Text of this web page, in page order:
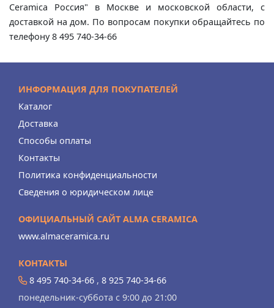
Ceramica Россия" в Москве и московской области, с
доставкой на дом. По вопросам покупки обращайтесь по
телефону 8 495 740-34-66
ИНФОРМАЦИЯ ДЛЯ ПОКУПАТЕЛЕЙ
Каталог
Доставка
Способы оплаты
Контакты
Политика конфиденциальности
Сведения о юридическом лице
ОФИЦИАЛЬНЫЙ САЙТ ALMA CERAMICA
www.almaceramica.ru
КОНТАКТЫ
8 495 740-34-66 , 8 925 740-34-66
понедельник-суббота с 9:00 до 21:00